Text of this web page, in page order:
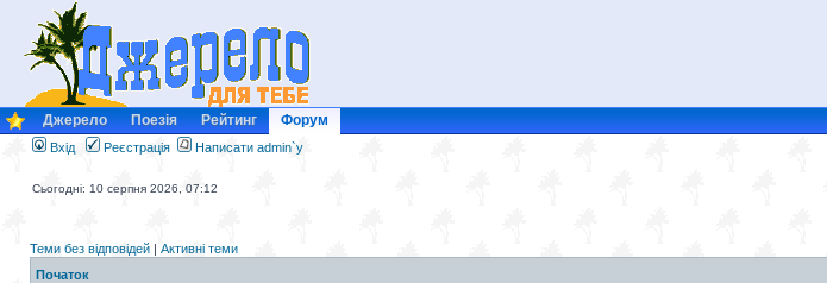
Джерело Поезія Рейтинг Форум
Вхід Реєстрація Написати admin`у
Сьогодні: 10 серпня 2026, 07:12
Теми без відповідей | Активні теми
Початок